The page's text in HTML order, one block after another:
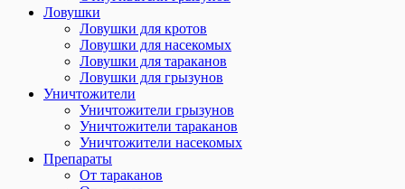
Ловушки
Ловушки для кротов
Ловушки для насекомых
Ловушки для тараканов
Ловушки для грызунов
Уничтожители
Уничтожители грызунов
Уничтожители тараканов
Уничтожители насекомых
Препараты
От тараканов